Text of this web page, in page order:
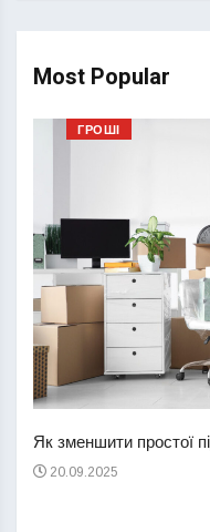
Most Popular
ГРОШІ
Як зменшити простої
20.09.2025